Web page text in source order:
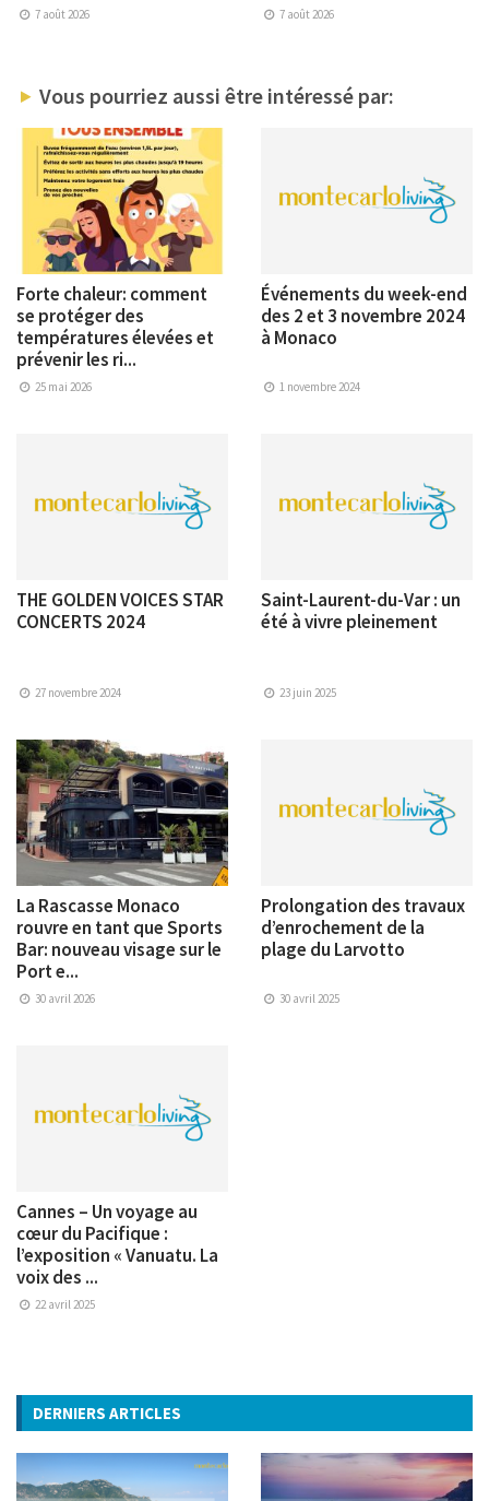
7 août 2026 7 août 2026
Vous pourriez aussi être intéressé par:
Forte chaleur: comment
se protéger des
températures élevées et
prévenir les ri...
25 mai 2026
Événements du week-end
des 2 et 3 novembre 2024
à Monaco
1 novembre 2024
THE GOLDEN VOICES STAR
CONCERTS 2024
27 novembre 2024
Saint-Laurent-du-Var : un
été à vivre pleinement
23 juin 2025
La Rascasse Monaco
rouvre en tant que Sports
Bar: nouveau visage sur le
Port e...
30 avril 2026
Prolongation des travaux
d’enrochement de la
plage du Larvotto
30 avril 2025
Cannes – Un voyage au
cœur du Pacifique :
l’exposition « Vanuatu. La
voix des ...
22 avril 2025
DERNIERS ARTICLES